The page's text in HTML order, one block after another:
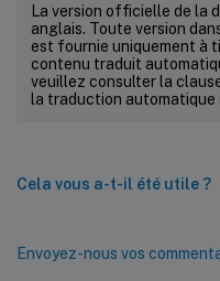
La version officielle de la
anglais. Toute version
est fournie uniquement à
contenu traduit
veuillez consulter la
la traduction automatique
Cela vous a-t-il été utile ?
Envoyez-nous vos